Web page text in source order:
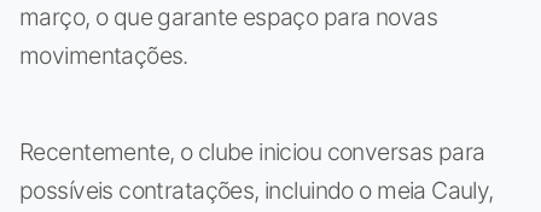
março, o que garante espaço para novas
movimentações.
Recentemente, o clube iniciou conversas para
possíveis contratações, incluindo o meia Cauly,